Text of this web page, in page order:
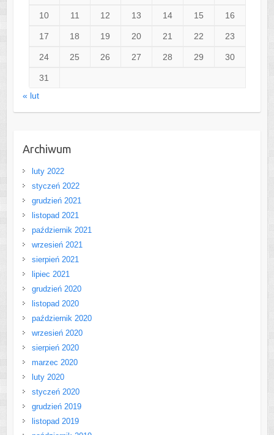
10 11 12 13 14 15 16
17 18 19 20 21 22 23
24 25 26 27 28 29 30
31
« lut
Archiwum
luty 2022
styczeń 2022
grudzień 2021
listopad 2021
październik 2021
wrzesień 2021
sierpień 2021
lipiec 2021
grudzień 2020
listopad 2020
październik 2020
wrzesień 2020
sierpień 2020
marzec 2020
luty 2020
styczeń 2020
grudzień 2019
listopad 2019